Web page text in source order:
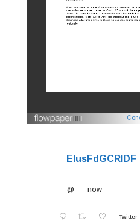
ElusFdGCRIDF
@ · now
Twitter